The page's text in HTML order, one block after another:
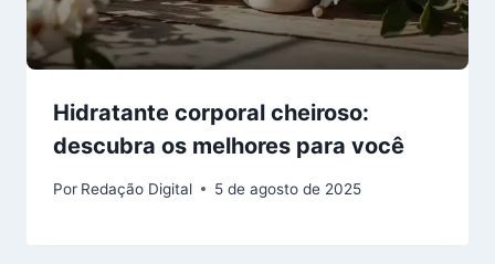
Hidratante corporal cheiroso:
descubra os melhores para você
Por Redação Digital 5 de agosto de 2025